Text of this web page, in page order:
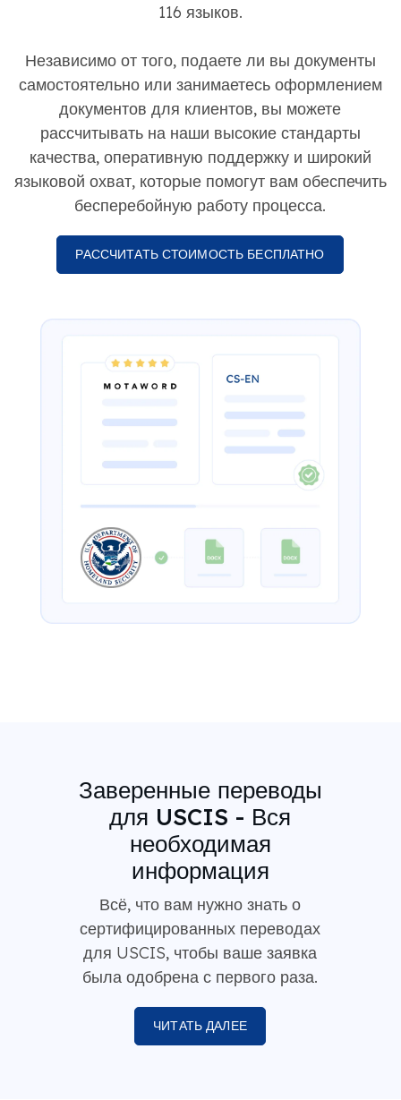
116 языков.
Независимо от того, подаете ли вы документы
самостоятельно или занимаетесь оформлением
документов для клиентов, вы можете
рассчитывать на наши высокие стандарты
качества, оперативную поддержку и широкий
языковой охват, которые помогут вам обеспечить
бесперебойную работу процесса.
РАССЧИТАТЬ СТОИМОСТЬ БЕСПЛАТНО
Заверенные переводы
для USCIS - Вся
необходимая
информация
Всё, что вам нужно знать о
сертифицированных переводах
для USCIS, чтобы ваше заявка
была одобрена с первого раза.
ЧИТАТЬ ДАЛЕЕ